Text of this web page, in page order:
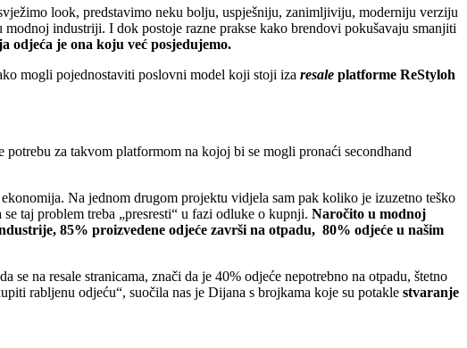
look, predstavimo neku bolju, uspješniju, zanimljiviju, moderniju verziju
industriji. I dok postoje razne prakse kako brendovi pokušavaju smanjiti
odjeća je ona koju već posjedujemo.
mogli pojednostaviti poslovni model koji stoji iza resale platforme ReStyloh
za takvom platformom na kojoj bi se mogli pronaći secondhand
Na jednom drugom projektu vidjela sam pak koliko je izuzetno teško
taj problem treba „presresti“ u fazi odluke o kupnji. Naročito u modnoj
85% proizvedene odjeće završi na otpadu, 80% odjeće u našim
na resale stranicama, znači da je 40% odjeće nepotrebno na otpadu, štetno
rabljenu odjeću“, suočila nas je Dijana s brojkama koje su potakle stvaranje